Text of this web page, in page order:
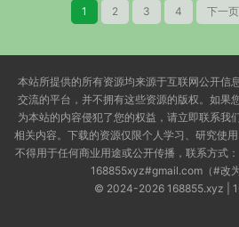
1 2 3 4 下一页
本站所提供的所有资源均来源于互联网公开信
交流的平台，并不拥有这些资源的版权。如果
为本站的内容侵犯了您的权益，请立即联系我
相关内容。下载的资源仅限个人学习、研究使
不得用于任何商业用途或公开传播，联系方式
168855xyz#gmail.com（#改为
© 2024-2026 168855.xyz |